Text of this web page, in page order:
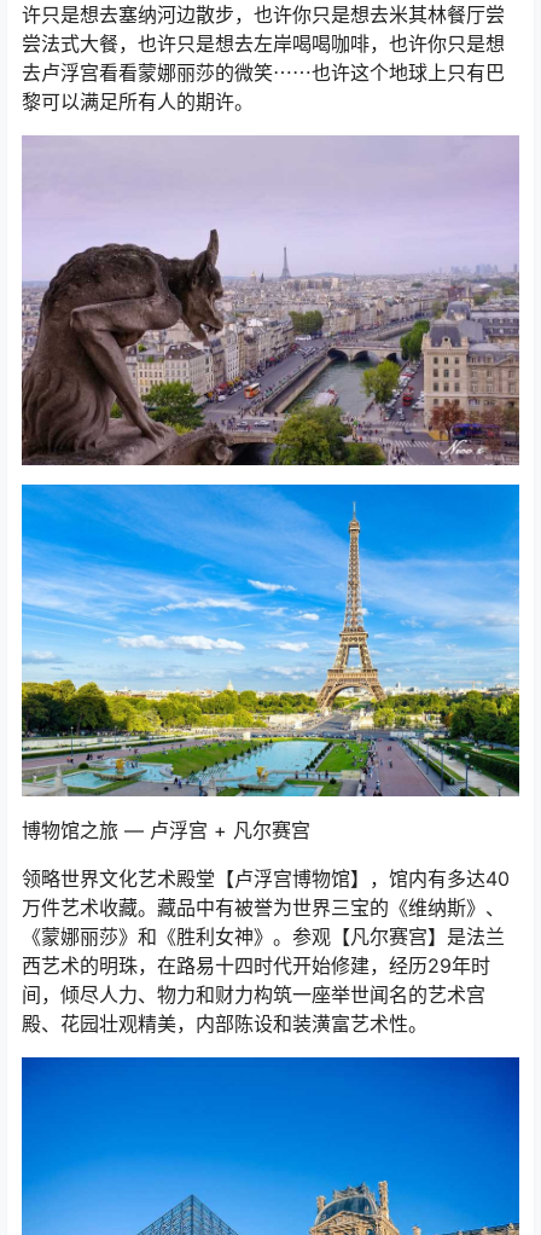
许只是想去塞纳河边散步，也许你只是想去米其林餐厅尝
尝法式大餐，也许只是想去左岸喝喝咖啡，也许你只是想
去卢浮宫看看蒙娜丽莎的微笑⋯⋯也许这个地球上只有巴
黎可以满足所有人的期许。
博物馆之旅 — 卢浮宫 + 凡尔赛宫
领略世界文化艺术殿堂【卢浮宫博物馆】，馆内有多达40
万件艺术收藏。藏品中有被誉为世界三宝的《维纳斯》、
《蒙娜丽莎》和《胜利女神》。参观【凡尔赛宫】是法兰
西艺术的明珠，在路易十四时代开始修建，经历29年时
间，倾尽人力、物力和财力构筑一座举世闻名的艺术宫
殿、花园壮观精美，内部陈设和装潢富艺术性。